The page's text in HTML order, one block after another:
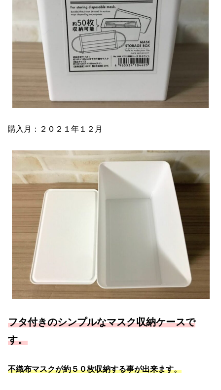
購入月：２０２１年１２月
フタ付きのシンプルなマスク収納ケースで
す。
不織布マスクが約５０枚収納する事が出来ます。